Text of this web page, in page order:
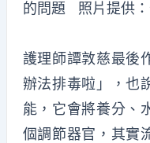
的問題 照片提供
護理師譚敦慈最後
辦法排毒啦」，也
能，它會將養分、
個調節器官，其實